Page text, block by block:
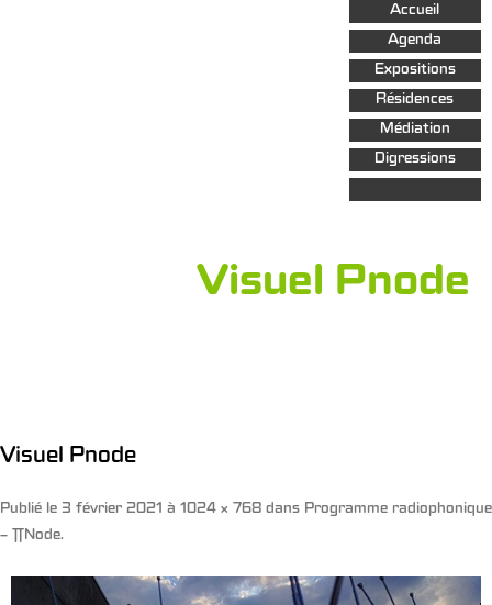
Aller au
contenu
principal
Accueil
Agenda
Expositions
Résidences
Médiation
Digressions
Visuel Pnode
Visuel Pnode
Publié le 3 février 2021 à 1024 × 768 dans Programme radiophonique
– ∏Node.